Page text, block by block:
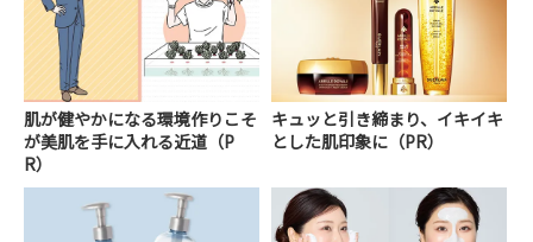
肌が健やかになる環境作りこそ
が美肌を手に入れる近道（P
R）
キュッと引き締まり、イキイキ
とした肌印象に（PR）